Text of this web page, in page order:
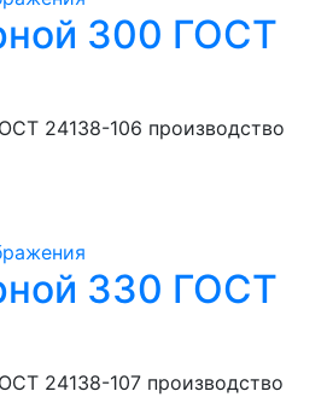
300 ГОСТ
24138-106 производство
330 ГОСТ
24138-107 производство